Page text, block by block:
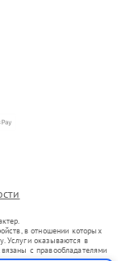
в отношении которых
Услуги оказываются в
с правообладателями